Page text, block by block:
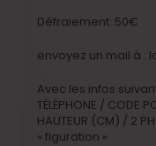
Défraiement: 50€
envoyez un mail à :
Avec les infos
TÉLÉPHONE / CODE
HAUTEUR (CM) / 2
« figuration »